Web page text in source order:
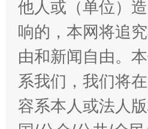
习近平的博鳌关键词
他人或（单位）
响的，本网将追
由和新闻自由。
系我们，我们将
容系本人或法人